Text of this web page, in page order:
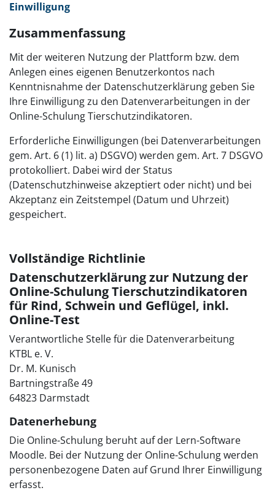
Einwilligung
Zusammenfassung
Mit der weiteren Nutzung der Plattform bzw. dem
Anlegen eines eigenen Benutzerkontos nach
Kenntnisnahme der Datenschutzerklärung geben Sie
Ihre Einwilligung zu den Datenverarbeitungen in der
Online-Schulung Tierschutzindikatoren.
Erforderliche Einwilligungen (bei Datenverarbeitungen
gem. Art. 6 (1) lit. a) DSGVO) werden gem. Art. 7 DSGVO
protokolliert. Dabei wird der Status
(Datenschutzhinweise akzeptiert oder nicht) und bei
Akzeptanz ein Zeitstempel (Datum und Uhrzeit)
gespeichert.
Vollständige Richtlinie
Datenschutzerklärung zur Nutzung der
Online-Schulung Tierschutzindikatoren
für Rind, Schwein und Geflügel, inkl.
Online-Test
Verantwortliche Stelle für die Datenverarbeitung
KTBL e. V.
Dr. M. Kunisch
Bartningstraße 49
64823 Darmstadt
Datenerhebung
Die Online-Schulung beruht auf der Lern-Software
Moodle. Bei der Nutzung der Online-Schulung werden
personenbezogene Daten auf Grund Ihrer Einwilligung
erfasst.